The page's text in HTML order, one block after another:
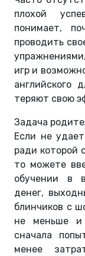
плохой
понимает,
проводить
игр и
английского
теряют свою
Задача
Если не
ради которой
то можете
обучении в
денег,
блинчиков с
не меньше и
сначала
менее